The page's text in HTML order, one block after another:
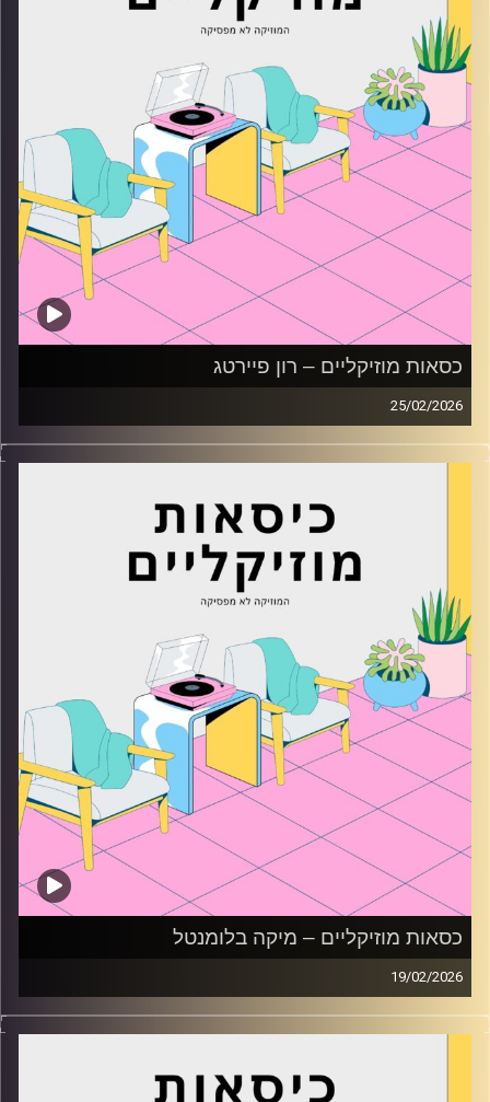
כסאות מוזיקליים – רון פיירטג
25/02/2026
כסאות מוזיקליים עם רון פיירטג
כסאות מוזיקליים – מיקה בלומנטל
19/02/2026
כסאות מוזיקליים עם מיקה בלומנטל